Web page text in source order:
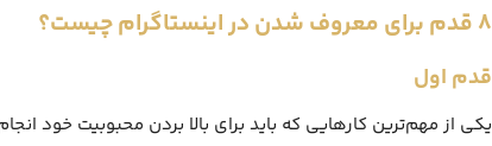
8 قدم برای معروف شدن در اینستاگرام چیست؟
قدم اول
یکی از مهم‌ترین کارهایی که باید برای بالا بردن محبوبیت خود